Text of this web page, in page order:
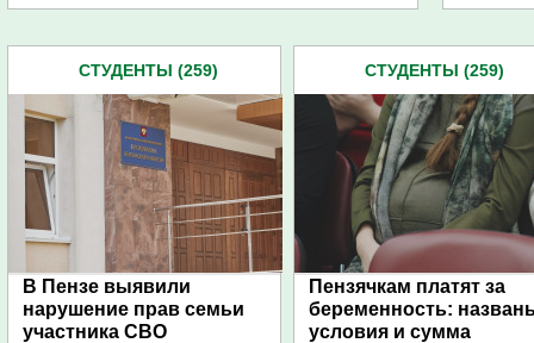
СТУДЕНТЫ (259)
В Пензе выявили
нарушение прав семьи
участника СВО
СТУДЕНТЫ (259)
Пензячкам платят за
беременность:
условия и сумма